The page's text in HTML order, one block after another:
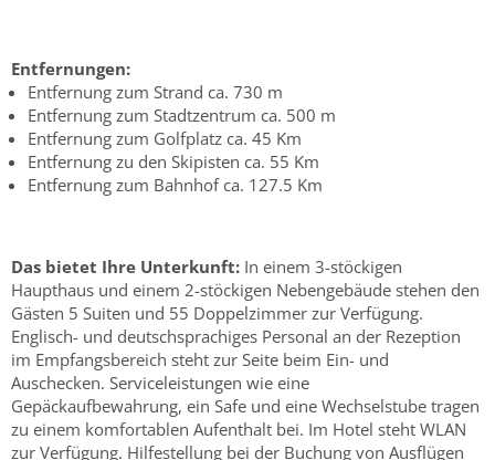
Entfernungen:
Entfernung zum Strand ca. 730 m
Entfernung zum Stadtzentrum ca. 500 m
Entfernung zum Golfplatz ca. 45 Km
Entfernung zu den Skipisten ca. 55 Km
Entfernung zum Bahnhof ca. 127.5 Km
Das bietet Ihre Unterkunft: In einem 3-stöckigen
Haupthaus und einem 2-stöckigen Nebengebäude stehen den
Gästen 5 Suiten und 55 Doppelzimmer zur Verfügung.
Englisch- und deutschsprachiges Personal an der Rezeption
im Empfangsbereich steht zur Seite beim Ein- und
Auschecken. Serviceleistungen wie eine
Gepäckaufbewahrung, ein Safe und eine Wechselstube tragen
zu einem komfortablen Aufenthalt bei. Im Hotel steht WLAN
zur Verfügung. Hilfestellung bei der Buchung von Ausflügen